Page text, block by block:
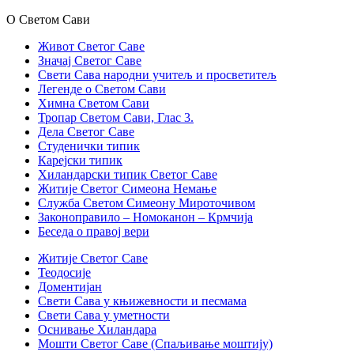
О Светом Сави
Живот Светог Саве
Значај Светог Саве
Свети Сава народни учитељ и просветитељ
Легенде о Светом Сави
Химна Светом Сави
Тропар Светом Сави, Глас 3.
Дела Светог Саве
Студенички типик
Карејски типик
Хиландарски типик Светог Саве
Житије Светог Симеона Немање
Служба Светом Симеону Мироточивом
Законоправило – Номоканон – Крмчија
Беседа о правој вери
Житије Светог Саве
Теодосије
Доментијан
Свети Сава у књижевности и песмама
Свети Сава у уметности
Оснивање Хиландара
Мошти Светог Саве (Спаљивање моштију)